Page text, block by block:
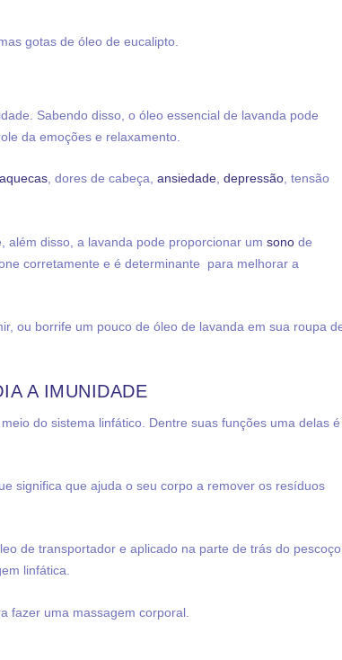
gotas de óleo de eucalipto.
Sabendo disso, o óleo essencial de lavanda pode
da emoções e relaxamento.
, dores de cabeça,ansiedade,depressão, tensão
além disso, a lavanda pode proporcionar umsono de
corretamente e é determinante para melhorar a
ou borrife um pouco de óleo de lavanda em sua roupa
A IMUNIDADE
do sistema linfático. Dentre suas funções uma delas é
significa que ajuda o seu corpo a remover os resíduos
de transportador e aplicado na parte de trás do pescoço
linfática.
fazer uma massagem corporal.